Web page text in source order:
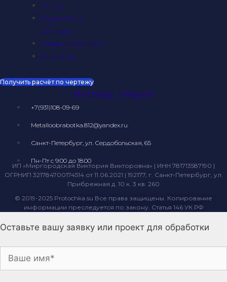
Услуги
Гарантии и
доставка
Наша продукция
Контакты
Получить расчёт по чертежу
Whatsapp Telegram
+7(931)108-09-69
Metalloobrabotka.812@yandex.ru
Санкт-Петербург, ул. Сердобольская, 65
Пн-Пт с 9:00 до 18:00
ИП «Миргородская Виктория Викторовна» | ИНН 781713587190 |
ОГРНИП 321784700174514 от 11.06.2021 | 192177, г. Санкт-Петербург, ул.
Прибрежная д. 10 к. 3 кв. 260
© 2019-2025 Protochka.su Все права защищены. Копирование
информации преследуется по закону. Статья 146 УК РФ
Оставьте вашу заявку или проект для обработки